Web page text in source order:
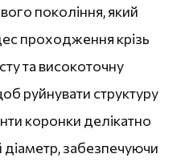
покоління, який
проходження крізь
та високоточну
руйнувати структуру
коронки делікатно
забезпечуючи